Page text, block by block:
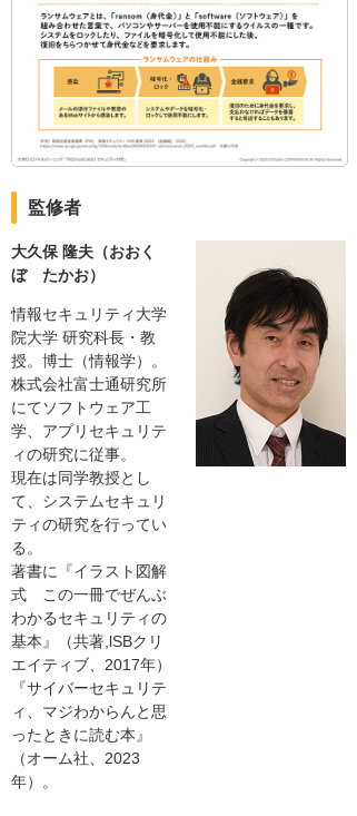
監修者
大久保 隆夫（おおく
ぼ たかお）
情報セキュリティ大学
院大学 研究科長・教
授。博士（情報学）。
株式会社富士通研究所
にてソフトウェア工
学、アプリセキュリテ
ィの研究に従事。
現在は同学教授とし
て、システムセキュリ
ティの研究を行ってい
る。
著書に『イラスト図解
式 この一冊でぜんぶ
わかるセキュリティの
基本』（共著,lSBクリ
エイティブ、2017年）
『サイバーセキュリテ
ィ、マジわからんと思
ったときに読む本』
（オーム社、2023
年）。